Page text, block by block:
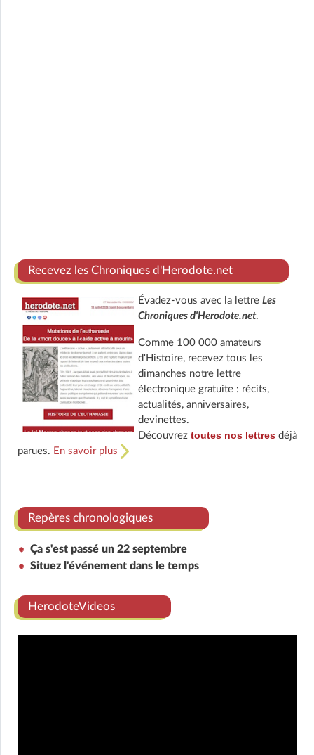
Recevez les Chroniques d'Herodote.net
Évadez-vous avec la lettre Les
Chroniques d'Herodote.net.
Comme 100 000 amateurs
d'Histoire, recevez tous les
dimanches notre lettre
électronique gratuite : récits,
actualités, anniversaires,
devinettes.
Découvrez toutes nos lettresdéjà
parues. En savoir plus
Repères chronologiques
Ça s'est passé un 22 septembre
Situez l'événement dans le temps
HerodoteVideos